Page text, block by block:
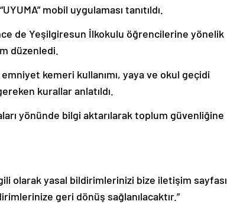
mobil uygulaması tanıtıldı.
de Yeşilgiresun İlkokulu öğrencilerine yönelik
düzenledi.
kemeri kullanımı, yaya ve okul geçidi
kurallar anlatıldı.
yönünde bilgi aktarılarak toplum güvenliğine
olarak yasal bildirimlerinizi bize iletişim sayfası
geri dönüş sağlanılacaktır.”